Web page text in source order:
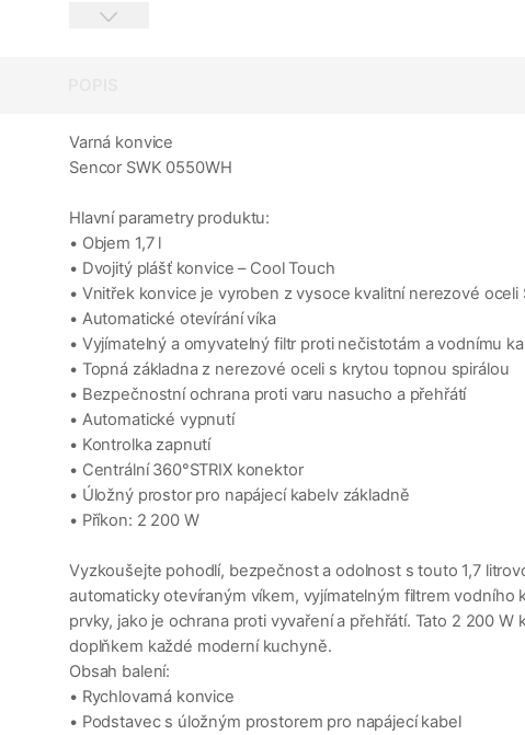
Varná konvice
Sencor SWK 0550WH
Hlavní parametry produktu:
• Objem 1,7 l
• Dvojitý plášť konvice – Cool Touch
• Vnitřek konvice je vyroben z vysoce kvalitní nerezové oceli
• Automatické otevírání víka
• Vyjímatelný a omyvatelný filtr proti nečistotám a vodnímu
• Topná základna z nerezové oceli s krytou topnou spirálou
• Bezpečnostní ochrana proti varu nasucho a přehřátí
• Automatické vypnutí
• Kontrolka zapnutí
• Centrální 360°STRIX konektor
• Úložný prostor pro napájecí kabelv základně
• Příkon: 2 200 W
Vyzkoušejte pohodlí, bezpečnost a odolnost s touto 1,7
automaticky otevíraným víkem, vyjímatelným filtrem
prvky, jako je ochrana proti vyvaření a přehřátí. Tato 2 200
doplňkem každé moderní kuchyně.
Obsah balení:
• Rychlovarná konvice
• Podstavec s úložným prostorem pro napájecí kabel